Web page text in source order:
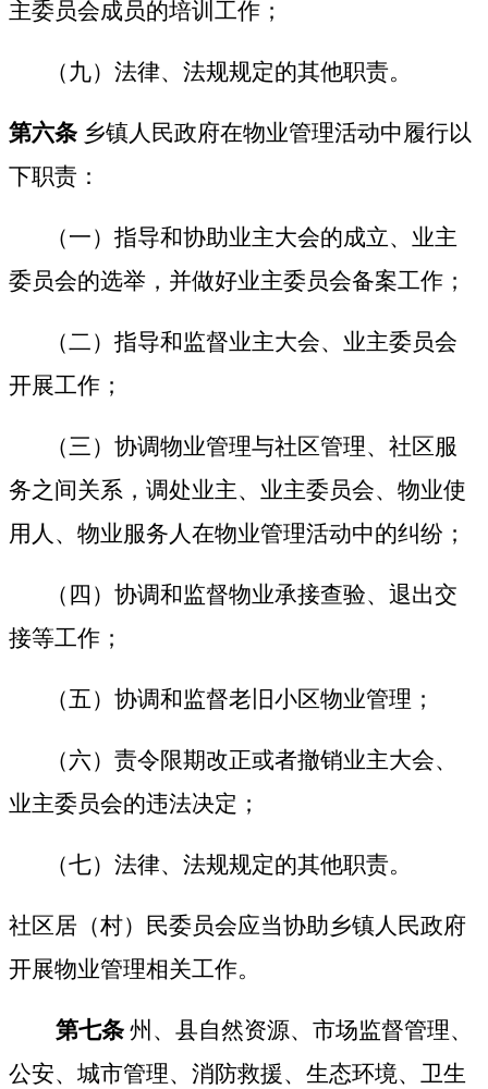
主委员会成员的培训工作；
（九）法律、法规规定的其他职责。
第六条 乡镇人民政府在物业管理活动中履行以
下职责：
（一）指导和协助业主大会的成立、业主
委员会的选举，并做好业主委员会备案工作；
（二）指导和监督业主大会、业主委员会
开展工作；
（三）协调物业管理与社区管理、社区服
务之间关系，调处业主、业主委员会、物业使
用人、物业服务人在物业管理活动中的纠纷；
（四）协调和监督物业承接查验、退出交
接等工作；
（五）协调和监督老旧小区物业管理；
（六）责令限期改正或者撤销业主大会、
业主委员会的违法决定；
（七）法律、法规规定的其他职责。
社区居（村）民委员会应当协助乡镇人民政府
开展物业管理相关工作。
第七条 州、县自然资源、市场监督管理、
公安、城市管理、消防救援、生态环境、卫生